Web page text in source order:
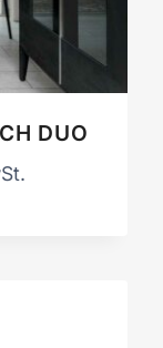
DUO